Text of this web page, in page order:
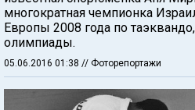
многократная чемпионка
Европы 2008 года по
олимпиады.
05.06.2016 01:38 // Фоторепортажи